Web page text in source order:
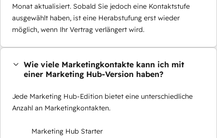
Monat aktualisiert. Sobald Sie jedoch eine Kontaktstufe
ausgewählt haben, ist eine Herabstufung erst wieder
möglich, wenn Ihr Vertrag verlängert wird.
Wie viele Marketingkontakte kann ich mit
einer Marketing Hub-Version haben?
Jede Marketing Hub-Edition bietet eine unterschiedliche
Anzahl an Marketingkontakten.
Marketing Hub Starter